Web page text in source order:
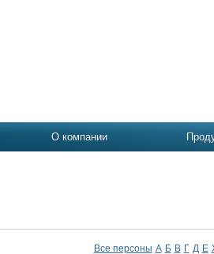
О компании
Все персоны А Б В Г Д Е